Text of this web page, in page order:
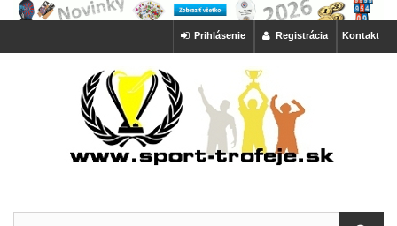
Kontakt
Registrácia
Prihlásenie